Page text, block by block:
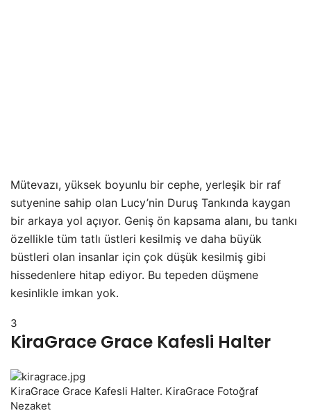
Mütevazı, yüksek boyunlu bir cephe, yerleşik bir raf
sutyenine sahip olan Lucy’nin Duruş Tankında kaygan
bir arkaya yol açıyor. Geniş ön kapsama alanı, bu tankı
özellikle tüm tatlı üstleri kesilmiş ve daha büyük
büstleri olan insanlar için çok düşük kesilmiş gibi
hissedenlere hitap ediyor. Bu tepeden düşmene
kesinlikle imkan yok.
3
KiraGrace Grace Kafesli Halter
KiraGrace Grace Kafesli Halter. KiraGrace Fotoğraf
Nezaket